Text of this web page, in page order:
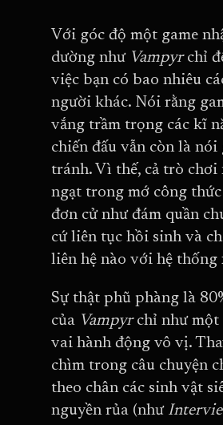
Với góc độ một game
dường như Vampyr chỉ
việc bạn có bao nhiêu
người khác. Nói rằng
vắng trầm trọng các kĩ
chiến đấu vẫn còn là nói
tránh. Vì thế, cả trò chơi
ngạt trong mớ công thức
đơn cử như đám quần
cứ liên tục hồi sinh và
liên hệ nào với hệ thống
Sự thật phũ phàng là
của Vampyr chỉ như một
vai hành động vô vị.
chìm trong câu chuyện
theo chân các sinh vật
nguyền rủa (như